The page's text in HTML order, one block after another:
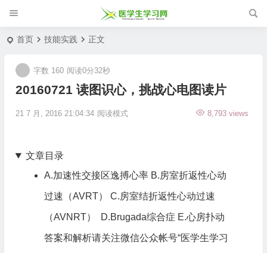
首页 技能实践 正文
20160721 读图识心，挑战心电图读片
21 7 月, 2016 21:04:34 8,793 views
字数 160 阅读0分32秒
阅读模式
文章目录
A​.加速性交接区逸搏心率 B.房室折返性心动
过速（AVRT） C.房室结折返性心动过速
（AVNRT） D.Brugada综合症 E.心房扑动
答案和解析请关注微信公众帐号“医学生学习